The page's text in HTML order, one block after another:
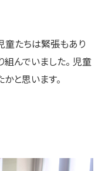
童たちは緊張もあり
んでいました。 児童
と思います。